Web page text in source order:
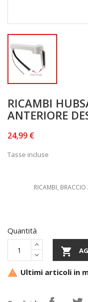
RICAMBI
ANTERIORE
24,99 €
Tasse incluse
RICAMBI, BRACCIO
Quantità

 Ultimi articoli in